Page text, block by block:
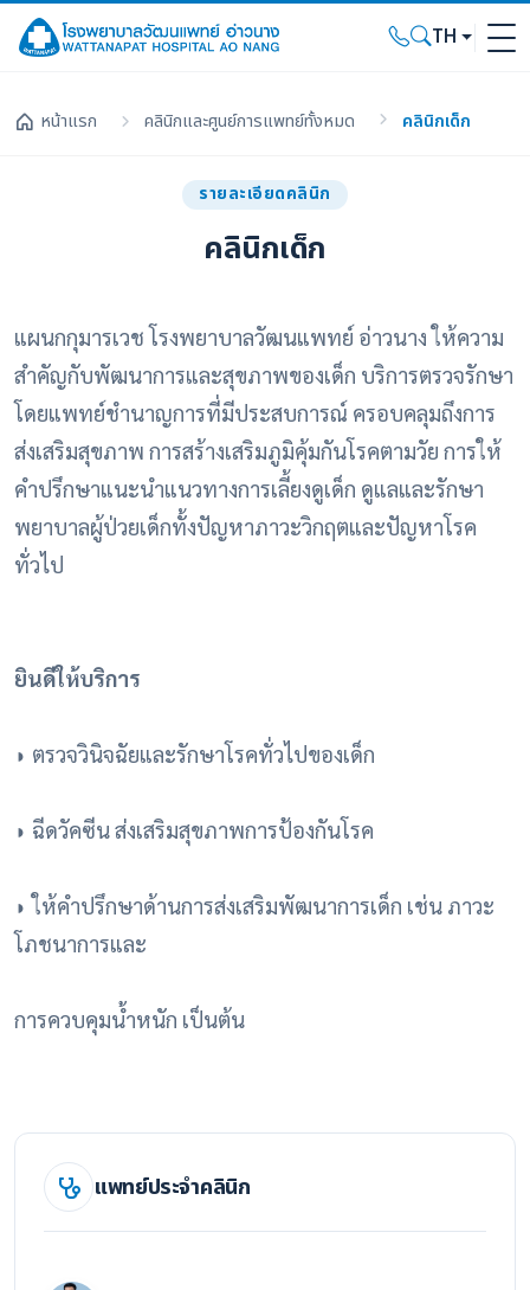
TH
หน้าแรก คลินิกและศูนย์การแพทย์ทั้งหมด คลินิกเด็ก
รายละเอียดคลินิก
คลินิกเด็ก
แผนกกุมารเวช โรงพยาบาลวัฒนแพทย์ อ่าวนาง ให้ความ
สำคัญกับพัฒนาการและสุขภาพของเด็ก บริการตรวจรักษา
โดยแพทย์ชำนาญการที่มีประสบการณ์ ครอบคลุมถึงการ
ส่งเสริมสุขภาพ การสร้างเสริมภูมิคุ้มกันโรคตามวัย การให้
คำปรึกษาแนะนำแนวทางการเลี้ยงดูเด็ก ดูแลและรักษา
พยาบาลผู้ป่วยเด็กทั้งปัญหาภาวะวิกฤตและปัญหาโรค
ทั่วไป
ยินดีให้บริการ
◗ ตรวจวินิจฉัยและรักษาโรคทั่วไปของเด็ก
◗ ฉีดวัคซีน ส่งเสริมสุขภาพการป้องกันโรค
◗ ให้คำปรึกษาด้านการส่งเสริมพัฒนาการเด็ก เช่น ภาวะ
โภชนาการและ
การควบคุมน้ำหนัก เป็นต้น
แพทย์ประจำคลินิก